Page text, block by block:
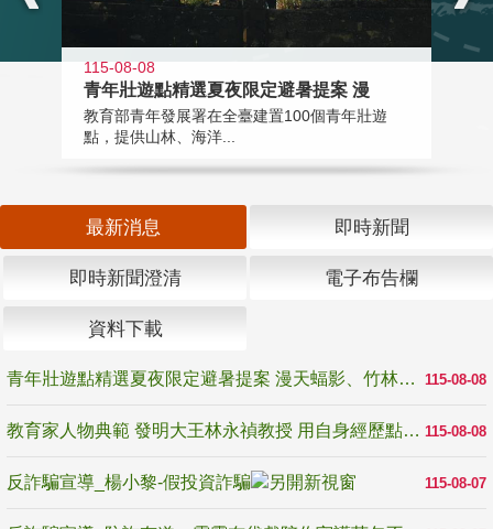
115-08-08
青年壯遊點精選夏夜限定避暑提案 漫
教育部青年發展署在全臺建置100個青年壯遊
點，提供山林、海洋...
最新消息 即時新聞
即時新聞澄清 電子布告欄
資料下載
115-08-08
青年壯遊點精選夏夜限定避暑提案 漫天蝠影、竹林尋蛙、茶香夜觀 邀青年暮色出發
115-08-08
教育家人物典範 發明大王林永禎教授 用自身經歷點亮學生的路
115-08-07
反詐騙宣導_楊小黎-假投資詐騙